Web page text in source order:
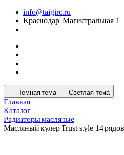
info@taigiro.ru
Краснодар ,Магистральная 1
Темная тема Светлая тема
Главная
Каталог
Радиаторы масляные
Масляный кулер Trust style 14